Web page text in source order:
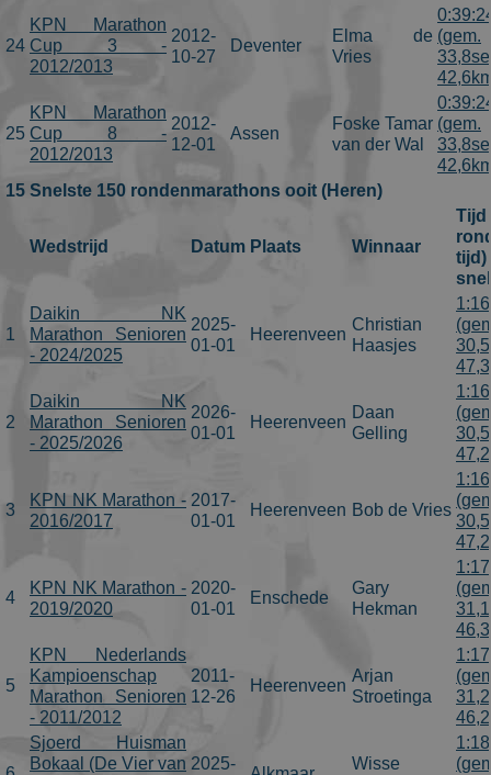
24
KPN Marathon
Cup 3 -
2012/2013
2012-
10-27
Deventer
Elma de
Vries
(gem.
25
KPN Marathon
Cup 8 -
2012/2013
2012-
12-01
Assen
Foske Tamar
van der Wal
(gem.
15 Snelste 150 rondenmarathons ooit (Heren)
Wedstrijd Datum Plaats Winnaar
Tijd
1
Daikin NK
Marathon Senioren
- 2024/2025
2025-
01-01
Heerenveen
Christian
Haasjes
2
Daikin NK
Marathon Senioren
- 2025/2026
2026-
01-01
Heerenveen
Daan
Gelling
3
KPN NK Marathon -
2016/2017
2017-
01-01
Heerenveen Bob de Vries
4
KPN NK Marathon -
2019/2020
2020-
01-01
Enschede
Gary
Hekman
5
KPN Nederlands
Kampioenschap
Marathon Senioren
- 2011/2012
2011-
12-26
Heerenveen
Arjan
Stroetinga
Sjoerd Huisman
Bokaal (De Vier van 2025-
Wisse